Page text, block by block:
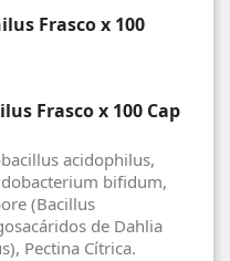
Frasco x 100
Frasco x 100 Cap
acidophilus,
bifidum,
(Bacillus
de Dahlia
Pectina Cítrica.